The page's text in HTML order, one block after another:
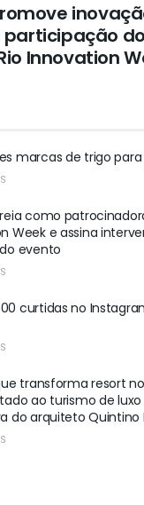
participação do
Innovation
marcas de trigo para
como
Week e assina
evento
curtidas no
transforma resort
ao turismo de
do arquiteto Quintino